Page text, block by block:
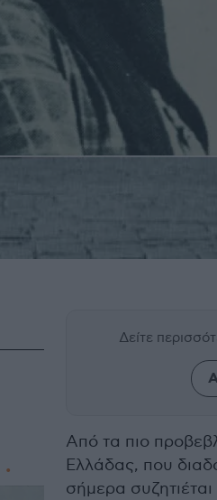
Δείτε
Από τα πιο
Ελλάδας, που
σήμερα